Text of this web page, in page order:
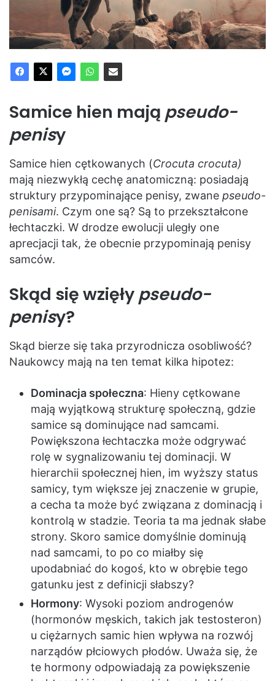
Samice hien mają pseudo-
penisy
Samice hien cętkowanych (Crocuta crocuta)
mają niezwykłą cechę anatomiczną: posiadają
struktury przypominające penisy, zwane pseudo-
penisami. Czym one są? Są to przekształcone
łechtaczki. W drodze ewolucji uległy one
aprecjacji tak, że obecnie przypominają penisy
samców.
Skąd się wzięłypseudo-
penisy?
Skąd bierze się taka przyrodnicza osobliwość?
Naukowcy mają na ten temat kilka hipotez:
Dominacja społeczna: Hieny cętkowane
mają wyjątkową strukturę społeczną, gdzie
samice są dominujące nad samcami.
Powiększona łechtaczka może odgrywać
rolę w sygnalizowaniu tej dominacji. W
hierarchii społecznej hien, im wyższy status
samicy, tym większe jej znaczenie w grupie,
a cecha ta może być związana z dominacją i
kontrolą w stadzie. Teoria ta ma jednak słabe
strony. Skoro samice domyślnie dominują
nad samcami, to po co miałby się
upodabniać do kogoś, kto w obrębie tego
gatunku jest z definicji słabszy?
Hormony: Wysoki poziom androgenów
(hormonów męskich, takich jak testosteron)
u ciężarnych samic hien wpływa na rozwój
narządów płciowych płodów. Uważa się, że
te hormony odpowiadają za powiększenie